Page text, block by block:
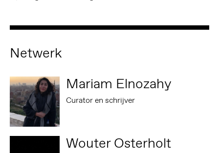
Netwerk
Mariam Elnozahy
Curator en schrijver
Wouter Osterholt